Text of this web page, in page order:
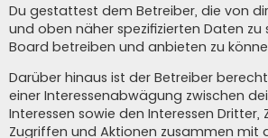
Du gestattest dem Betreiber, die von
und oben näher spezifizierten Daten zu
Board betreiben und anbieten zu
Darüber hinaus ist der Betreiber
einer Interessenabwägung zwischen
Interessen sowie den Interessen Dritter,
Zugriffen und Aktionen zusammen mit